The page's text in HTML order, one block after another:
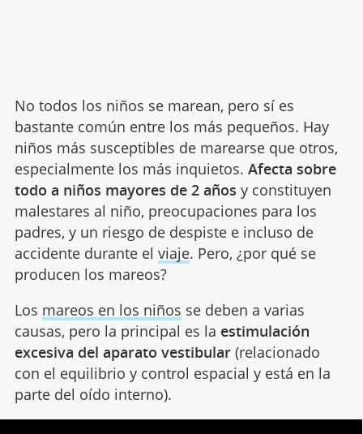
No todos los niños se marean, pero sí es
bastante común entre los más pequeños. Hay
niños más susceptibles de marearse que otros,
especialmente los más inquietos. Afecta sobre
todo a niños mayores de 2 años y constituyen
malestares al niño, preocupaciones para los
padres, y un riesgo de despiste e incluso de
accidente durante el viaje. Pero, ¿por qué se
producen los mareos?
Los mareos en los niños se deben a varias
causas, pero la principal es la estimulación
excesiva del aparato vestibular(relacionado
con el equilibrio y control espacial y está en la
parte del oído interno).